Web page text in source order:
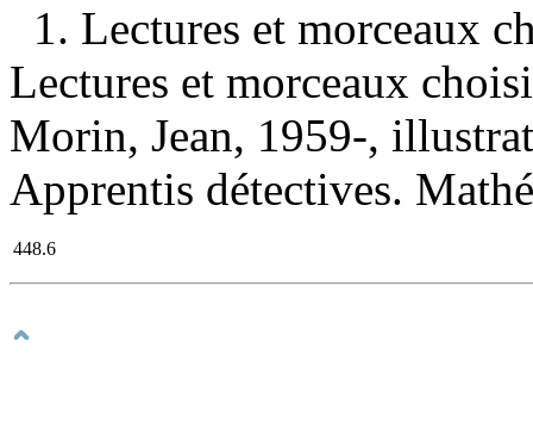
1. Lectures et morceaux
Lectures et morceaux
Morin, Jean, 1959-,
Apprentis détectives.
448.6